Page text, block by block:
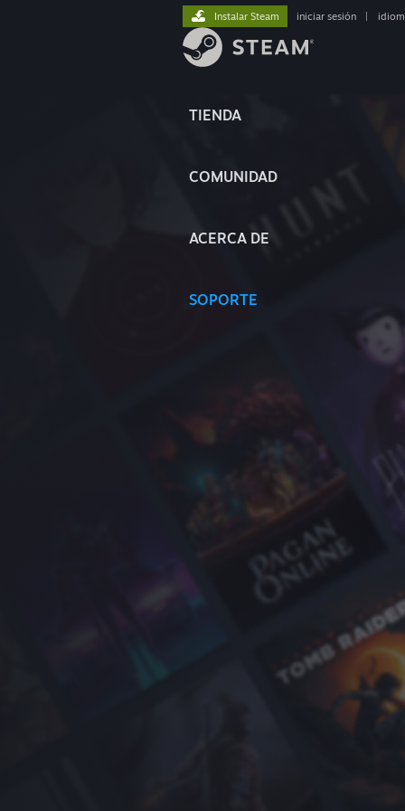
TIENDA
COMUNIDAD
ACERCA DE
SOPORTE
Instalar Steam iniciar sesión